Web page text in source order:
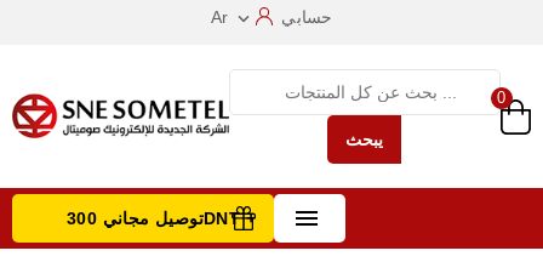
Ar  حسابي
يبحث
0
 توصيل مجاني 300DNT +